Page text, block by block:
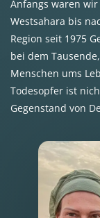
Anfangs waren
Westsahara bis
Region seit 1975
bei dem
Menschen ums
Todesopfer ist
Gegenstand von